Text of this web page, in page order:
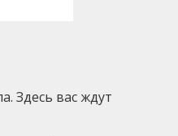
Здесь вас ждут